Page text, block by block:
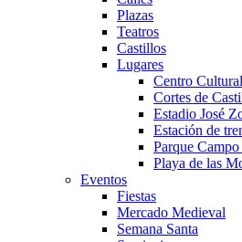
Plazas
Teatros
Castillos
Lugares
Centro
Cortes de
Estadio José
Estación de
Parque
Playa de las
Eventos
Fiestas
Mercado Medieval
Semana Santa